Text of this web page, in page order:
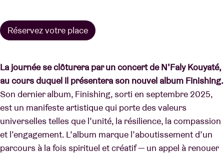
Réservez votre place
La journée se clôturera par un concert de N’Faly Kouyaté,
au cours duquel il présentera son nouvel album Finishing.
Son dernier album, Finishing, sorti en septembre 2025,
est un manifeste artistique qui porte des valeurs
universelles telles que l’unité, la résilience, la compassion
et l’engagement. L’album marque l’aboutissement d’un
parcours à la fois spirituel et créatif — un appel à renouer